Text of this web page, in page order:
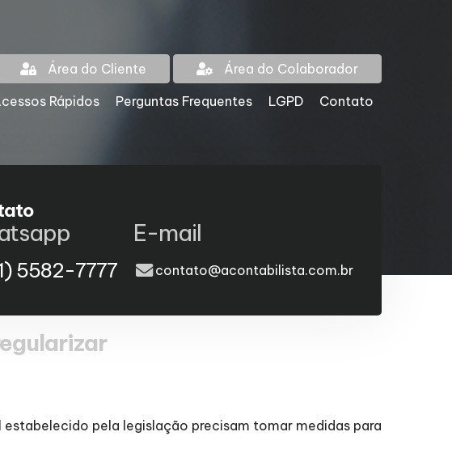
Área do Cliente
Área do Colaborador
Rápidos Perguntas Frequentes LGPD Contato
5582-7777
E-mail
contato@acontabilista.com.br
pela legislação precisam tomar medidas para